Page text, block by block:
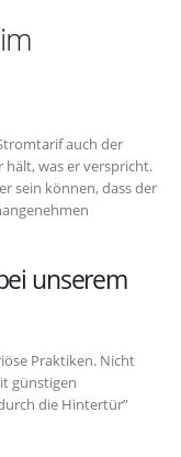
auch der
was er verspricht.
sein können, dass der
unserem
Praktiken. Nicht
günstigen
die Hintertür”